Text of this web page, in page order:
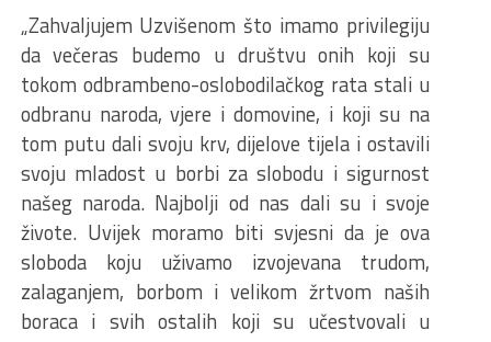
„Zahvaljujem Uzvišenom što imamo privilegiju
da večeras budemo u društvu onih koji su
tokom odbrambeno-oslobodilačkog rata stali u
odbranu naroda, vjere i domovine, i koji su na
tom putu dali svoju krv, dijelove tijela i ostavili
svoju mladost u borbi za slobodu i sigurnost
našeg naroda. Najbolji od nas dali su i svoje
živote. Uvijek moramo biti svjesni da je ova
sloboda koju uživamo izvojevana trudom,
zalaganjem, borbom i velikom žrtvom naših
boraca i svih ostalih koji su učestvovali u